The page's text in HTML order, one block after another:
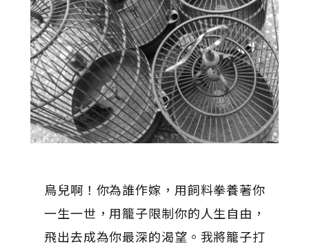
鳥兒啊！你為誰作嫁，用飼料拳養著你
一生一世，用籠子限制你的人生自由，
飛出去成為你最深的渴望。我將籠子打